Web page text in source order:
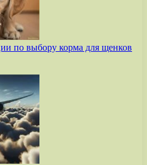
по выбору корма для щенков